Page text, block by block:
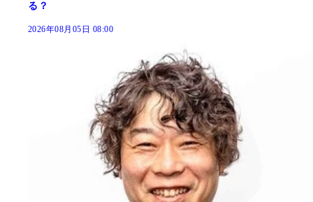
る？
2026年08月05日 08:00